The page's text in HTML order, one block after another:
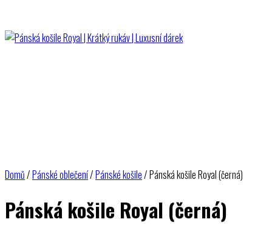
Domů/Pánské oblečení/Pánské košile/ Pánská košile Royal (černá)
Pánská košile Royal (černá)